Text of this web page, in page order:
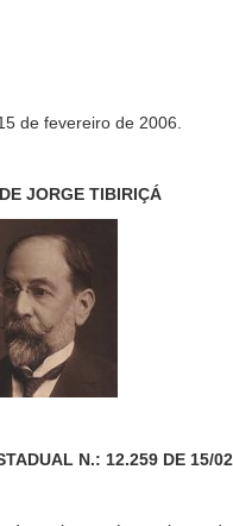
de fevereiro de 2006.
JORGE TIBIRIÇÁ
N.: 12.259 DE 15/